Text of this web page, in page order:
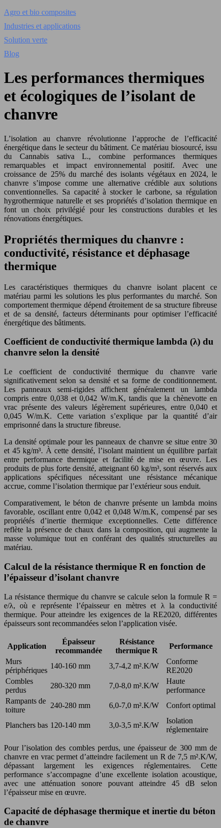
Agro et bio composites
Industries et applications
Solution verte
Blog
Les performances thermiques
et écologiques de l’isolant de
chanvre
L’isolation au chanvre révolutionne l’approche de l’efficacité
énergétique dans le secteur du bâtiment. Ce matériau biosourcé, issu
du Cannabis sativa L., combine performances thermiques
remarquables et impact environnemental positif. Avec une
croissance de 25% du marché des isolants végétaux en 2024, le
chanvre s’impose comme une alternative crédible aux solutions
conventionnelles. Sa capacité à stocker le carbone, sa régulation
hygrothermique naturelle et ses propriétés d’isolation thermique en
font un choix privilégié pour les constructions durables et les
rénovations énergétiques.
Propriétés thermiques du chanvre :
conductivité, résistance et déphasage
thermique
Les caractéristiques thermiques du chanvre isolant placent ce
matériau parmi les solutions les plus performantes du marché. Son
comportement thermique dépend étroitement de sa structure fibreuse
et de sa densité, facteurs déterminants pour optimiser l’efficacité
énergétique des bâtiments.
Coefficient de conductivité thermique lambda (λ) du
chanvre selon la densité
Le coefficient de conductivité thermique du chanvre varie
significativement selon sa densité et sa forme de conditionnement.
Les panneaux semi-rigides affichent généralement un lambda
compris entre 0,038 et 0,042 W/m.K, tandis que la chènevotte en
vrac présente des valeurs légèrement supérieures, entre 0,040 et
0,045 W/m.K. Cette variation s’explique par la quantité d’air
emprisonné dans la structure fibreuse.
La densité optimale pour les panneaux de chanvre se situe entre 30
et 45 kg/m³. À cette densité, l’isolant maintient un équilibre parfait
entre performance thermique et facilité de mise en œuvre. Les
produits de plus forte densité, atteignant 60 kg/m³, sont réservés aux
applications spécifiques nécessitant une résistance mécanique
accrue, comme l’isolation thermique par l’extérieur sous enduit.
Comparativement, le béton de chanvre présente un lambda moins
favorable, oscillant entre 0,042 et 0,048 W/m.K, compensé par ses
propriétés d’inertie thermique exceptionnelles. Cette différence
reflète la présence de chaux dans la composition, qui augmente la
masse volumique tout en conférant des qualités structurelles au
matériau.
Calcul de la résistance thermique R en fonction de
l’épaisseur d’isolant chanvre
La résistance thermique du chanvre se calcule selon la formule R =
e/λ, où e représente l’épaisseur en mètres et λ la conductivité
thermique. Pour atteindre les exigences de la RE2020, différentes
épaisseurs sont recommandées selon l’application visée.
Application
Épaisseur
recommandée
Résistance
thermique R
Performance
Murs
périphériques
140-160 mm 3,7-4,2 m².K/W
Conforme
RE2020
Combles
perdus
280-320 mm 7,0-8,0 m².K/W
Haute
performance
Rampants de
toiture
240-280 mm 6,0-7,0 m².K/W Confort optimal
Planchers bas 120-140 mm 3,0-3,5 m².K/W
Isolation
réglementaire
Pour l’isolation des combles perdus, une épaisseur de 300 mm de
chanvre en vrac permet d’atteindre facilement un R de 7,5 m².K/W,
dépassant largement les exigences réglementaires. Cette
performance s’accompagne d’une excellente isolation acoustique,
avec une atténuation sonore pouvant atteindre 45 dB selon
l’épaisseur mise en œuvre.
Capacité de déphasage thermique et inertie du béton
de chanvre